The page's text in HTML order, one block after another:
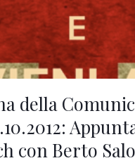
della
con Berto